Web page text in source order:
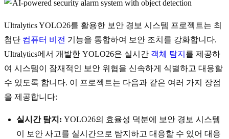
Ultralytics YOLO26를 활용한 보안 경보 시스템 프로젝트는 최
첨단 컴퓨터 비전 기능을 통합하여 보안 조치를 강화합니다.
Ultralytics에서 개발한 YOLO26은 실시간 객체 탐지 를 제공하
여 시스템이 잠재적인 보안 위협을 신속하게 식별하고 대응할
수 있도록 합니다. 이 프로젝트는 다음과 같은 여러 가지 장점
을 제공합니다:
실시간 탐지: YOLO26의 효율성 덕분에 보안 경보 시스템
이 보안 사고를 실시간으로 탐지하고 대응할 수 있어 대응